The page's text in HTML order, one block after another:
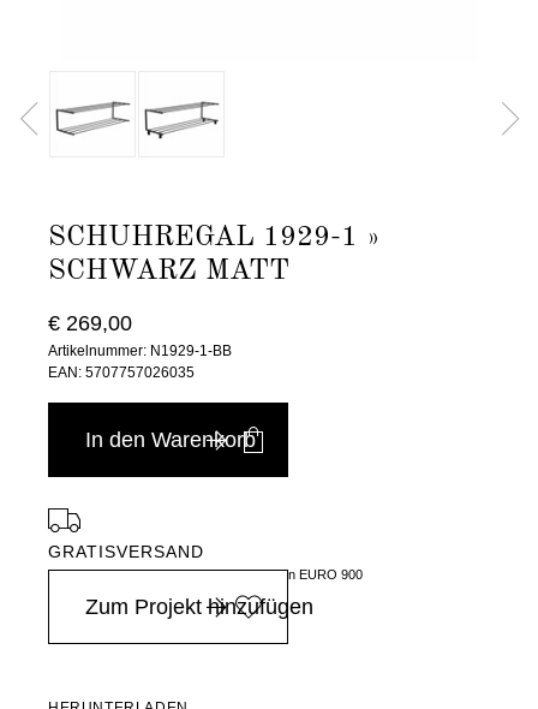
SCHUHREGAL 1929-1 »
SCHWARZ MATT
€ 269,00
Artikelnummer: N1929-1-BB
EAN: 5707757026035
In den Warenkorb
GRATISVERSAND
in Deutschland ab einem Einkaufswert von EURO 900
Zum Projekt hinzufügen